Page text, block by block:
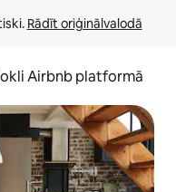
Rādīt oriģinālvalodā
Airbnb platformā